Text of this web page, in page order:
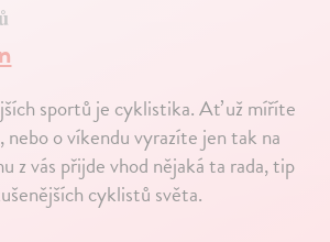
sportů je cyklistika. Ať už míříte
nebo o víkendu vyrazíte jen tak na
z vás přijde vhod nějaká ta rada, tip
cyklistů světa.